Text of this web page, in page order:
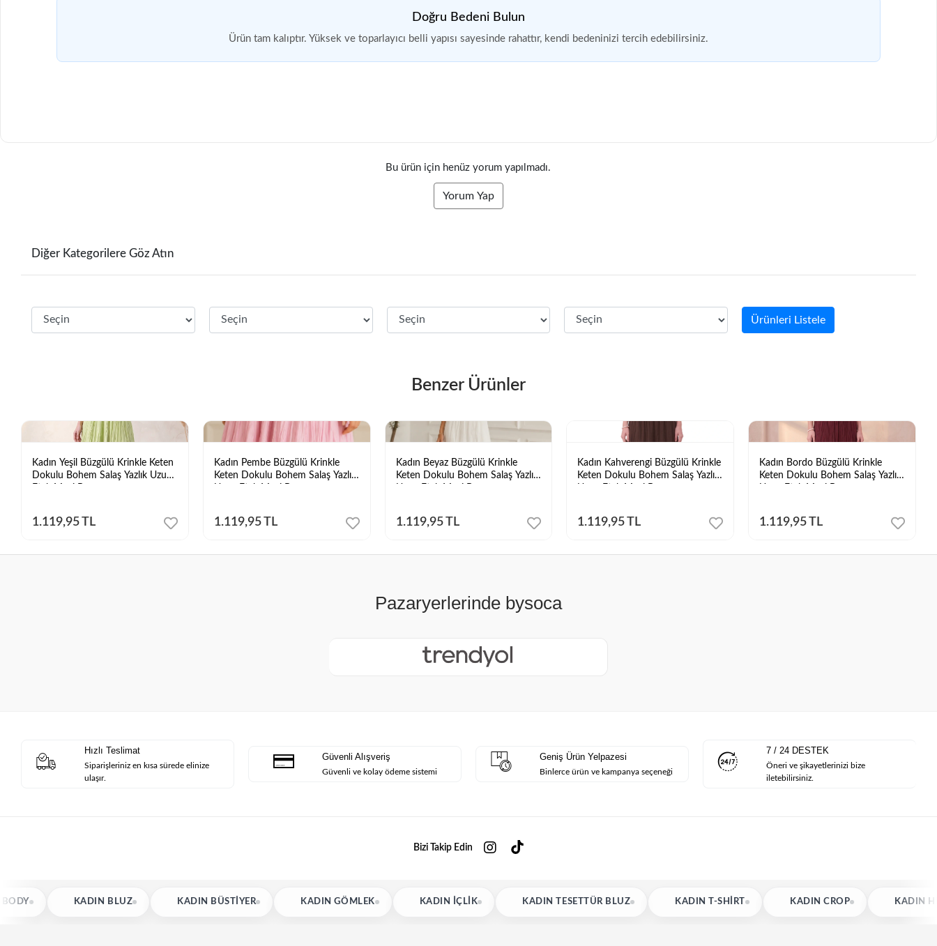
Doğru Bedeni Bulun
Ürün tam kalıptır. Yüksek ve toparlayıcı belli yapısı sayesinde rahattır, kendi bedeninizi tercih edebilirsiniz.
Bu ürün için henüz yorum yapılmadı.
Yorum Yap
Diğer Kategorilere Göz Atın
Ürünleri Listele
Benzer Ürünler
Kadın Yeşil Büzgülü Krinkle Keten
Dokulu Bohem Salaş Yazlık Uzun
1.119,95 TL
Kadın Pembe Büzgülü Krinkle
Keten Dokulu Bohem Salaş Yazlık
1.119,95 TL
Kadın Beyaz Büzgülü Krinkle
Keten Dokulu Bohem Salaş Yazlık
1.119,95 TL
Kadın Kahverengi Büzgülü Krinkle
Keten Dokulu Bohem Salaş Yazlık
1.119,95 TL
Kadın Bordo Büzgülü Krinkle
Keten Dokulu Bohem Salaş Yazlık
1.119,95 TL
Hızlı Teslimat
Siparişleriniz en kısa sürede elinize
ulaşır.
Güvenli Alışveriş
Güvenli ve kolay ödeme sistemi
Geniş Ürün Yelpazesi
Binlerce ürün ve kampanya seçeneği
7 / 24 DESTEK
Öneri ve şikayetlerinizi bize
iletebilirsiniz.
Bizi Takip Edin
KADIN BLUZ KADIN BÜSTIYER KADIN GÖMLEK KADIN İÇLIK KADIN TESETTÜR BLUZ KADIN T-SHIRT KADIN CROP KADIN HIRKA